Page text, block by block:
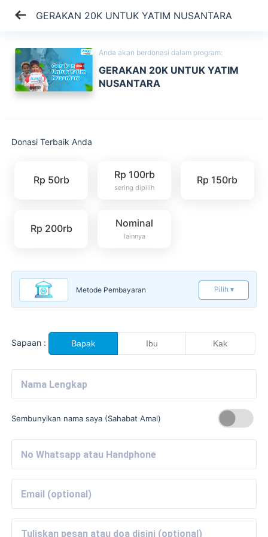
GERAKAN 20K UNTUK YATIM NUSANTARA
Anda akan berdonasi dalam program:
GERAKAN 20K UNTUK YATIM
NUSANTARA
Donasi Terbaik Anda
Rp 50rb Rp 100rb
sering dipilih
Rp 150rb
Rp 200rb Nominal
lainnya
Metode Pembayaran Pilih ▾
Sapaan : Bapak Ibu Kak
Sembunyikan nama saya (Sahabat Amal)